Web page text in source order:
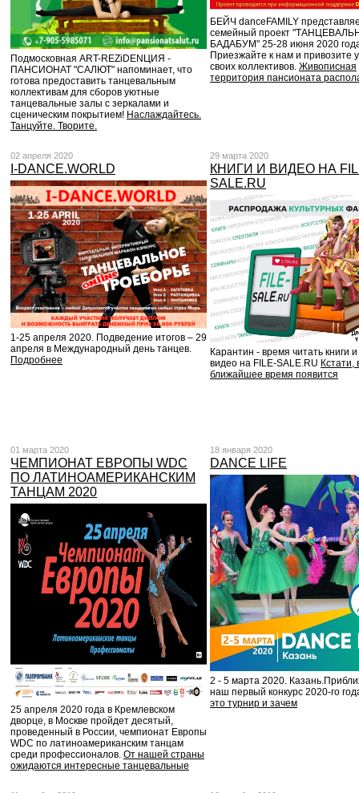
Подмосковная ART-REZiDENЦИЯ -
ПАНСИОНАТ "САЛЮТ" напоминает, что
готова предоставить танцевальным
коллективам для сборов уютные
танцевальные залы с зеркалами и
сценическим покрытием! Наслаждайтесь.
Танцуйте. Творите.
БЕЙЧ danceFAMILY
семейный проект
БАДАБУМ" 25-28 июня 2020
Приезжайте к нам и привозите
своих коллективов. Живописная
территория пансионата
02 апреля 2020
I-DANCE.WORLD
1-25 апреля 2020. Подведение итогов – 29
апреля в Международный день танцев.
Подробнее
29 марта 2020
КНИГИ И ВИДЕО НА
SALE.RU
Карантин - время читать книги
видео на FILE-SALE.RU Кстати,
ближайшее время появится
01 марта 2020
ЧЕМПИОНАТ ЕВРОПЫ WDC
ПО ЛАТИНОАМЕРИКАНСКИМ
ТАНЦАМ 2020
25 апреля 2020 года в Кремлевском
дворце, в Москве пройдет десятый,
проведенный в России, чемпионат Европы
WDC по латиноамериканским танцам
среди профессионалов. От нашей страны
ожидаются интересные танцевальные
18 января 2020
DANCE LIFE
2 - 5 марта 2020.
наш первый конкурс 2020-го
это турнир и зачем